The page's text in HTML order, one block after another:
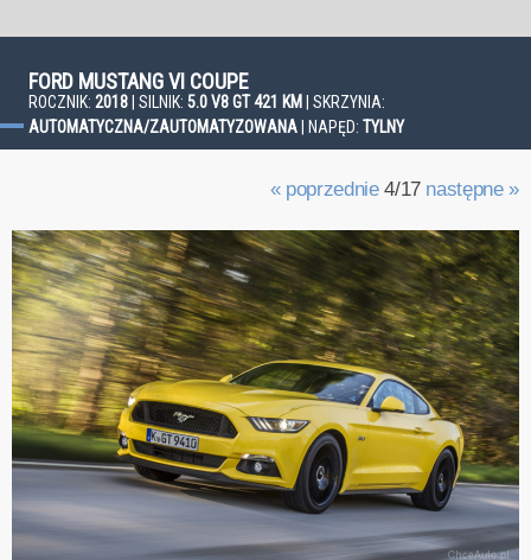
FORD MUSTANG VI COUPE
ROCZNIK: 2018 | SILNIK: 5.0 V8 GT 421 KM
| SKRZYNIA:
AUTOMATYCZNA/ZAUTOMATYZOWANA | NAPĘD: TYLNY
« poprzednie4/17 następne »